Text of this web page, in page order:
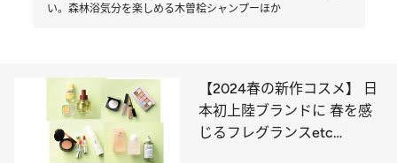
い。森林浴気分を楽しめる木曽桧シャンプーほか
【2024春の新作コスメ】 日
本初上陸ブランドに 春を感
じるフレグランスetc…